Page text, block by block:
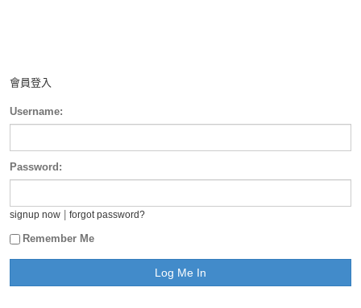
會員登入
Username:
Password:
signup now forgot password?
Remember Me